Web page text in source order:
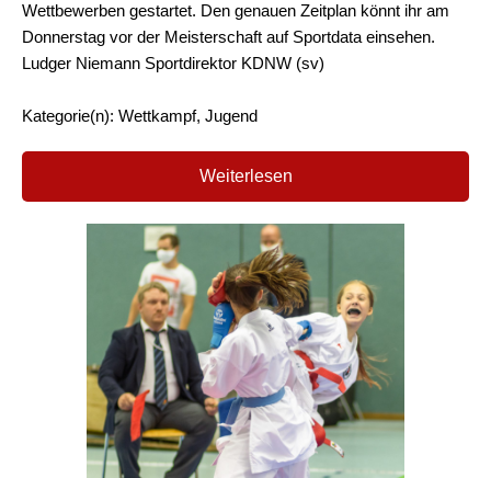
Wettbewerben gestartet. Den genauen Zeitplan könnt ihr am
Donnerstag vor der Meisterschaft auf Sportdata einsehen.
Ludger Niemann Sportdirektor KDNW (sv)
Kategorie(n): Wettkampf, Jugend
Weiterlesen